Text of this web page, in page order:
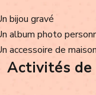
bijou gravé
album photo
accessoire de
Activités